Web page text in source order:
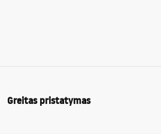
Greitas pristatymas